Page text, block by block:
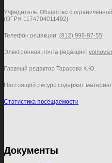
Учредитель: Общество с
(ОГРН 1174704011492)
Телефон редакции: (812) 996-87-55
Электронная почта редакции:
Главный редактор Тарасова К.Ю.
Настоящий ресурс содержит
Статистика посещаемости
Документы